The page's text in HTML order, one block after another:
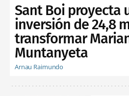
Sant Boi proyecta
inversión de 24,8
transformar
Muntanyeta
Arnau Raimundo